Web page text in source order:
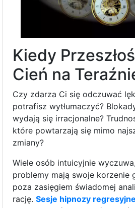
Kiedy
Cień na
Czy zdarza Ci się odczuwać
potrafisz wytłumaczyć?
wydają się irracjonalne?
które powtarzają się mimo
zmiany?
Wiele osób intuicyjnie
problemy mają swoje korzenie
poza zasięgiem świadomej
rację. Sesje hipnozy